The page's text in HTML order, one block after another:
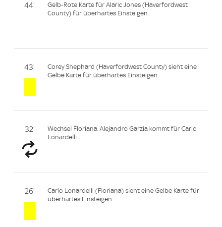
44'
Gelb-Rote Karte für Alaric Jones (Haverfordwest
County) für überhartes Einsteigen.
43'
Corey Shephard (Haverfordwest County) sieht eine
Gelbe Karte für überhartes Einsteigen.
32'
Wechsel Floriana. Alejandro Garzia kommt für Carlo
Lonardelli.
26'
Carlo Lonardelli (Floriana) sieht eine Gelbe Karte für
überhartes Einsteigen.